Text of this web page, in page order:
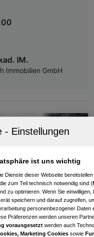
IM.
Immobilien GmbH
ist uns wichtig
Dienste dieser Webseite
zum Teil technisch notwendig sind (
zu optimieren. Wenn Sie
speichern und darauf zugreifen,
personenbezogener
Präferenzen werden unseren
vorausgesetzt werden auch
Marketing Cookies sowie